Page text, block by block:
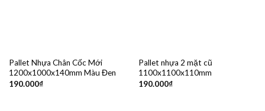
Pallet Nhựa Chân Cốc Mới
1200x1000x140mm Màu Đen
190.000₫
Pallet nhựa 2 mặt cũ
1100x1100x110mm
190.000₫